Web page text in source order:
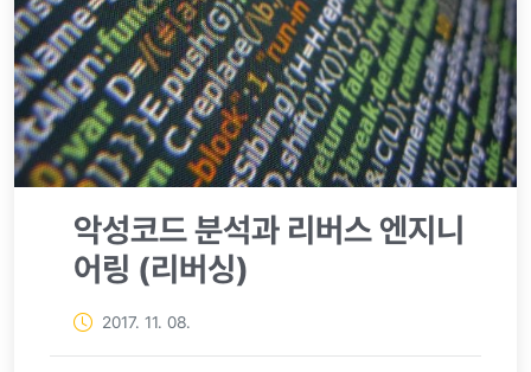
악성코드 분석과 리버스 엔지니
어링 (리버싱)
2017. 11. 08.